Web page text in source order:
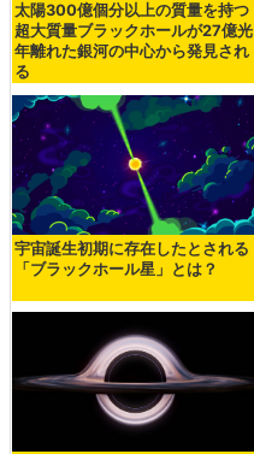
太陽300億個分以上の質量を持つ
超大質量ブラックホールが27億光
年離れた銀河の中心から発見され
る
宇宙誕生初期に存在したとされる
「ブラックホール星」とは？